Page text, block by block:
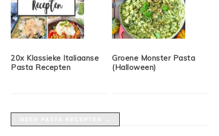
20x Klassieke Italiaanse
Pasta Recepten
Groene Monster Pasta
(Halloween)